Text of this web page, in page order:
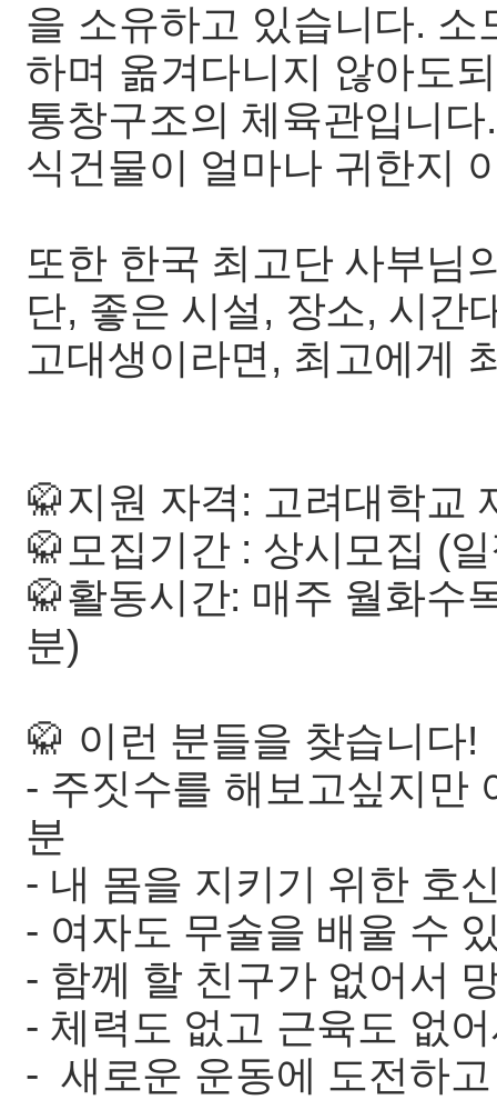
을 소유하고 있습니다.
하며 옮겨다니지 않아도
통창구조의 체육관입니
식건물이 얼마나 귀한지
또한 한국 최고단 사부님
단, 좋은 시설, 장소, 시간
고대생이라면, 최고에게
🥋지원 자격: 고려대학교
🥋모집기간 : 상시모집 (
🥋활동시간: 매주 월화수
분)
🥋 이런 분들을 찾습니다!
- 주짓수를 해보고싶지만
분
- 내 몸을 지키기 위한 호
- 여자도 무술을 배울 수
- 함께 할 친구가 없어서
- 체력도 없고 근육도 없
- 새로운 운동에 도전하